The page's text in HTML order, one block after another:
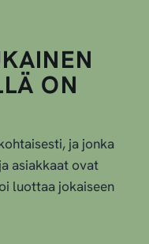
ON
ja jonka
asiakkaat ovat
luottaa jokaiseen